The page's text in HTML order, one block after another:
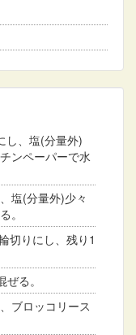
し、塩(分量外)
ンペーパーで水
塩(分量外)少々
。
切りにし、残り1
る。
ブロッコリース